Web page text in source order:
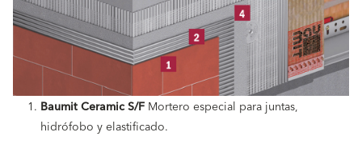
Baumit Ceramic S/F Mortero especial para juntas,
hidrófobo y elastificado.